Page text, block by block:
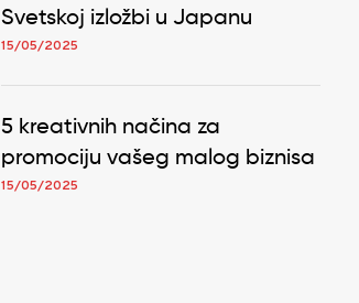
Svetskoj izložbi u Japanu
15/05/2025
5 kreativnih načina za
promociju vašeg malog biznisa
15/05/2025